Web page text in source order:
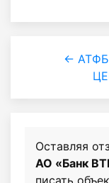
←
Оставляя
АО «Банк
писать